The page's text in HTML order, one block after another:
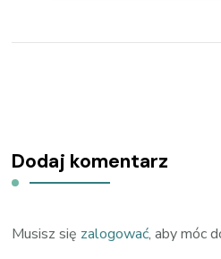
Dodaj komentarz
Musisz się zalogować, aby móc